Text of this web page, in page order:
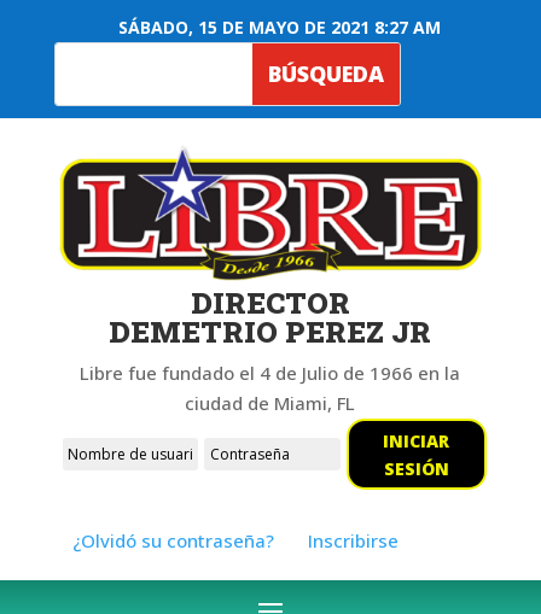
SÁBADO, 15 DE MAYO DE 2021 8:27 AM
DIRECTOR
DEMETRIO PEREZ JR
Libre fue fundado el 4 de Julio de 1966 en la
ciudad de Miami, FL
INICIAR
SESIÓN
¿Olvidó su contraseña? Inscribirse